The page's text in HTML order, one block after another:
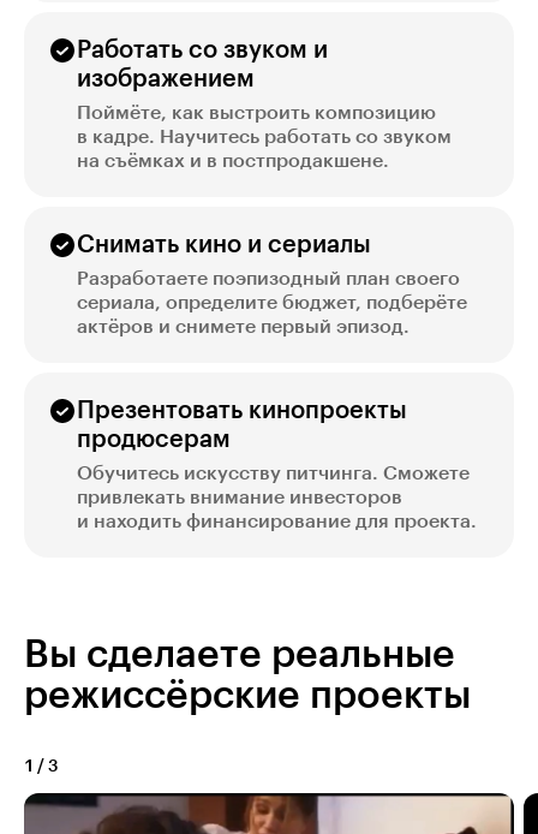
Работать со звуком и
изображением
Поймёте, как выстроить композицию
в кадре. Научитесь работать со звуком
на съёмках и в постпродакшене.
Снимать кино и сериалы
Разработаете поэпизодный план своего
сериала, определите бюджет, подберёте
актёров и снимете первый эпизод.
Презентовать кинопроекты
продюсерам
Обучитесь искусству питчинга. Сможете
привлекать внимание инвесторов
и находить финансирование для проекта.
Вы сделаете реальные
режиссёрские проекты
1 / 3